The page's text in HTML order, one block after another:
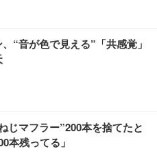
“音が色で見える”「共感覚」
じマフラー”200本を捨てたと
本残ってる」